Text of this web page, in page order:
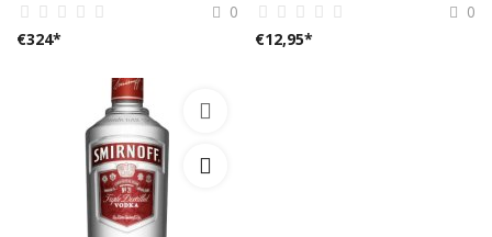
0
€324*
0
€12,95*